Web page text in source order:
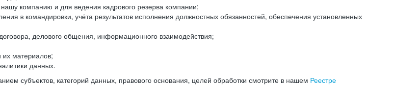
компанию и для ведения кадрового резерва компании;
в командировки, учёта результатов исполнения должностных обязанностей, обеспечения установленных
делового общения, информационного взаимодействия;
их материалов;
данных.
субъектов, категорий данных, правового основания, целей обработки смотрите в нашем Реестре